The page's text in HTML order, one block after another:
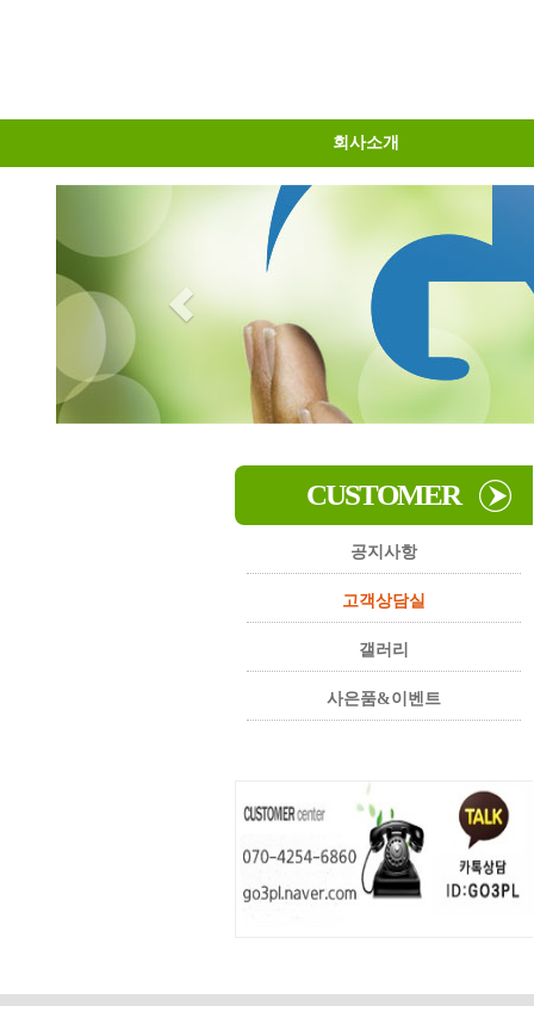
회사소개
인사말
물류센터소개
오시는길
CUSTOMER
공지사항
고객상담실
갤러리
사은품&이벤트